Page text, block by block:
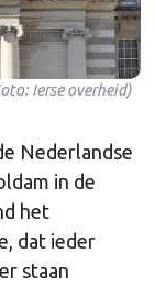
Ierse overheid)
Nederlandse
in de
het
dat ieder
staan